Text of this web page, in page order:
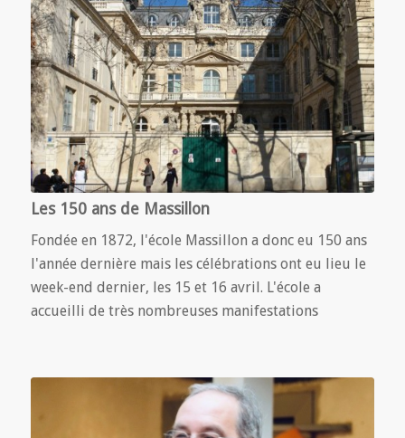
Les 150 ans de Massillon
Fondée en 1872, l'école Massillon a donc eu 150 ans
l'année dernière mais les célébrations ont eu lieu le
week-end dernier, les 15 et 16 avril. L'école a
accueilli de très nombreuses manifestations